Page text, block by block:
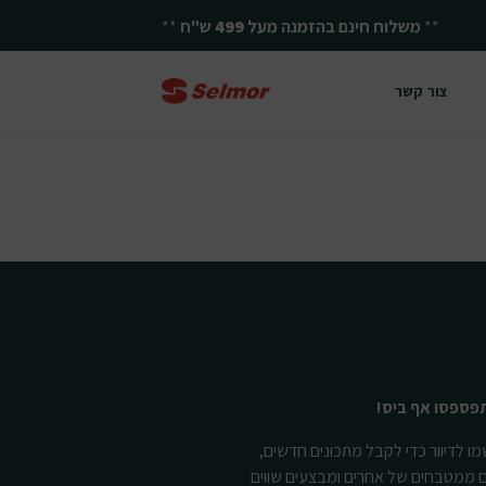
** משלוח חינם בהזמנה מעל499ש"ח **
צור קשר
אף ביס!
לדיוור כדי לקבל מתכונים חדשים,
ממטבחים של אחרים ומבצעים שווים